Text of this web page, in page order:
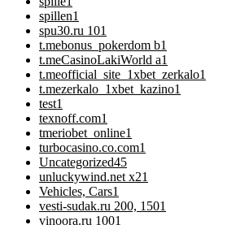
spillen1
spu30.ru 101
t.mebonus_pokerdom b1
t.meCasinoLakiWorld a1
t.meofficial_site_1xbet_zerkalo1
t.mezerkalo_1xbet_kazino1
test1
texnoff.com1
tmeriobet_online1
turbocasino.co.com1
Uncategorized45
unluckywind.net x21
Vehicles, Cars1
vesti-sudak.ru 200, 1501
vinoora.ru 1001